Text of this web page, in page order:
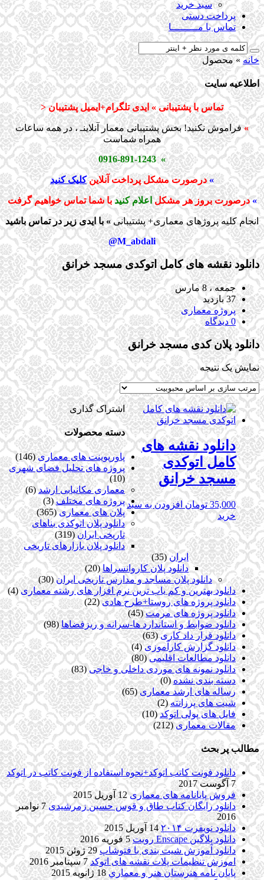
سبد خرید
پرداخت دستی
تماس با مـــــــــا
خانه»محصول
اطلاعیه سایت
تماس با پشتیبانی » ایدی تلگرام+ایمیل پشتیبان <
» فراموش نکنید! بخش پشتیبانی معمار آنلاینـ ، در همه ساعات
همراه شماست
» 0916-891-1243
»درصورت مشکل پرداخت آنلاینکلیک کنید
»درصورت بروز هر مشکل اعلام کنیدبا شما تماس خواهیم گرفت
انجام کلیه پروژهای معماری+ پشتیبانی» با ایدی زیر در تماس باشید
M_abdali@
دانلود نقشه های کامل اتوکدی مسجد خرانق
جمعه ، 8 مارس
37 بازدید
پروژه معماری
0 دیدگاه
دانلود پلان کدی مسجد خرانق
نمایش یک نتیجه
دانلود نقشه های
کامل اتوکدی
مسجد خرانق
35,000 تومان افزودن به سبد
خرید
اشتراک گذاری
دسته محصولات
پاورپوینت های معماری (146)
پروژه های تحلیل فضای شهری
(10)
معماری مکانیابی ارشد (6)
پروژه های مختلف (3)
پلان های معماری (365)
دانلود پلان اتوکدی بناهای
تاریخی ایران (319)
دانلود پلان بازارهای تاریخی
ایران (35)
دانلود پلان کاروانسراها (20)
دانلود پلان مساجد و مدارس تاریخی ایران (30)
دانلود بهترین و کم یاب ترین نرم افزار های رشته معماری (4)
دانلود پروژه های روستا+طرح هادی (22)
دانلود پروژه های مرمت (45)
دانلود ضوابط و استاندارد ها-سرانه و ریزفضاها (98)
دانلود قرار داد کاری (63)
دانلود گزارش کارآموزی (4)
دانلود مطالعات اقلیمی (80)
دانلود نمونه های موردی داخلی و خاجی (83)
دسته بندی نشده (0)
رساله های ارشد معماری (65)
شیت های پرزانته (2)
فایل های پولی اتوکد (10)
مقالات معماری (212)
مطالب پر بحث
دانلود فونت کاتب اتوکد+نحوه استفاده از فونت کاتب در اتوکد
7 آگوست 2017
فروش پایانامه های معماری 12 آوریل 2015
دانلود رایگان کتاب طاق و قوس حسین زمرشیدی
7 نوامبر
2016
دانلود نویفرت ۲۰۱۴
14 آوریل 2015
دانلود پلاگین Enscape رویت
5 فوریه 2016
دانلود آموزش شیت بندی با فتوشاپ 29 ژوئن 2015
اموزش تنظیمات پلات نقشه های اتوکد 7 سپتامبر 2016
پایان نامه هنرستان هنر و معماري 18 ژانویه 2015